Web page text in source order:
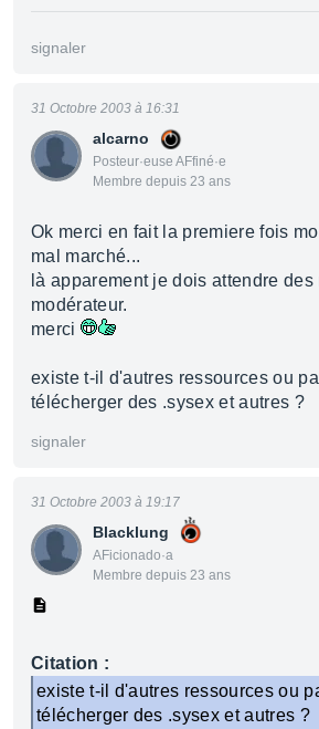
signaler
alcarno
Posteur·euse AFfiné·e
Membre depuis 23 ans
31 Octobre 2003 à 16:31
Ok merci en fait la premiere fois
mal marché...
là apparement je dois attendre
modérateur.
merci
existe t-il d'autres ressources ou
télécherger des .sysex et autres ?
signaler
Blacklung
AFicionado·a
Membre depuis 23 ans
31 Octobre 2003 à 19:17
Citation :
existe t-il d'autres ressources ou
télécherger des .sysex et autres ?